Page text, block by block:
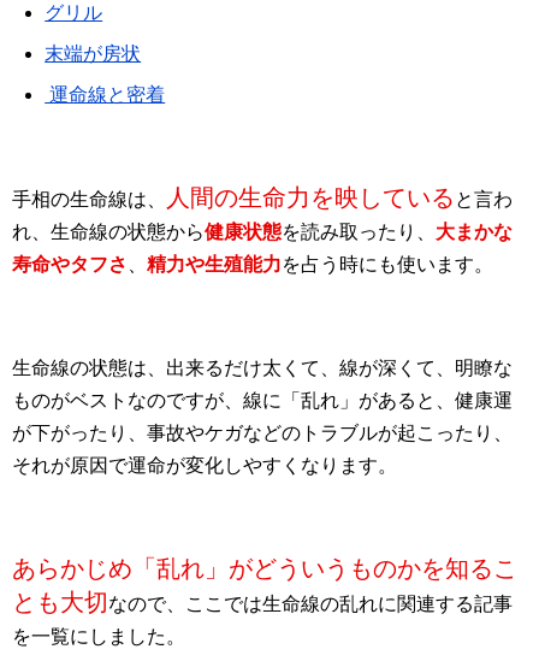
グリル
末端が房状
運命線と密着
手相の生命線は、 人間の生命力を映している と言わ
れ、生命線の状態から健康状態を読み取ったり、 大まかな
寿命やタフさ
精力や生殖能力を占う時にも使います。
生命線の状態は、出来るだけ太くて、線が深くて、明瞭な
ものがベストなのですが、線に「乱れ」があると、健康運
が下がったり、事故やケガなどのトラブルが起こったり、
それが原因で運命が変化しやすくなります。
あらかじめ「乱れ」がどういうものかを知るこ
とも大切なので、ここでは生命線の乱れに関連する記事
を一覧にしました。